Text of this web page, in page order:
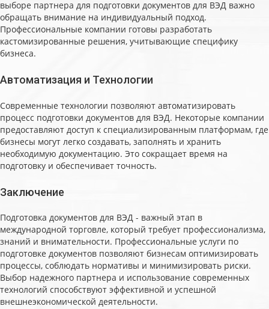
выборе партнера для подготовки документов для ВЭД важно
обращать внимание на индивидуальный подход.
Профессиональные компании готовы разработать
кастомизированные решения, учитывающие специфику
бизнеса.
Автоматизация и Технологии
Современные технологии позволяют автоматизировать
процесс подготовки документов для ВЭД. Некоторые компании
предоставляют доступ к специализированным платформам, где
бизнесы могут легко создавать, заполнять и хранить
необходимую документацию. Это сокращает время на
подготовку и обеспечивает точность.
Заключение
Подготовка документов для ВЭД - важный этап в
международной торговле, который требует профессионализма,
знаний и внимательности. Профессиональные услуги по
подготовке документов позволяют бизнесам оптимизировать
процессы, соблюдать нормативы и минимизировать риски.
Выбор надежного партнера и использование современных
технологий способствуют эффективной и успешной
внешнеэкономической деятельности.